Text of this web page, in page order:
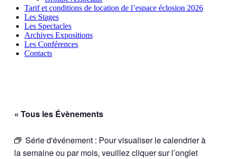
Tarif et conditions de location de l’espace éclosion 2026
Les Stages
Les Spectacles
Archives Expositions
Les Conférences
Contacts
« Tous les Évènements
Série d'événement : Pour visualiser le calendrier à
la semaine ou par mois, veuillez cliquer sur l’onglet